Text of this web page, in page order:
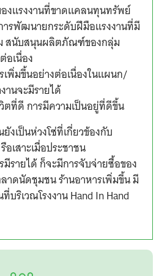
งแรงงานที่ขาดแคลนทุนทรัพย์
ารพัฒนายกระดับฝีมือแรงงานที่มี
สนับสนุนผลิตภัณฑ์ของกลุ่ม
อเนื่อง
พิ่มขึ้นอย่างต่อเนื่องในแผนก/
นจะมีรายได้
ที่ดี การมีความเป็นอยู่ที่ดีขึ้น
งเป็นห่วงโซ่ที่เกี่ยวข้องกับ
เสาะเมื่อประชาชน
มีรายได้ ก็จะมีการจับจ่ายซื้อของ
าดนัดชุมชน ร้านอาหารเพิ่มขึ้น มี
ริเวณโรงงาน Hand In Hand